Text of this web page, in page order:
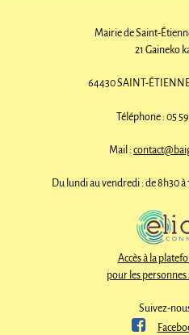
Mairie de Saint-
21 Gaineko
64430 SAINT-
Téléphone : 05
Mail :
Du lundi au vendredi : de 8h30 à
Accès à la
pour les personnes
Suivez-
